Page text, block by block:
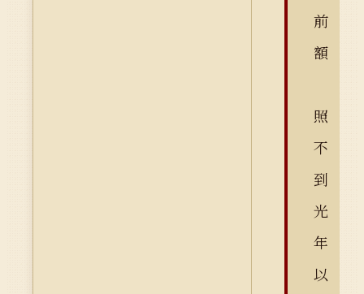
前
額
照
不
到
光
年
以